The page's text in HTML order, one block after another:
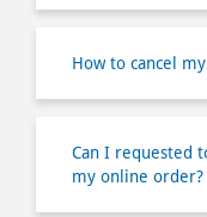
Can I requested
online ordering?